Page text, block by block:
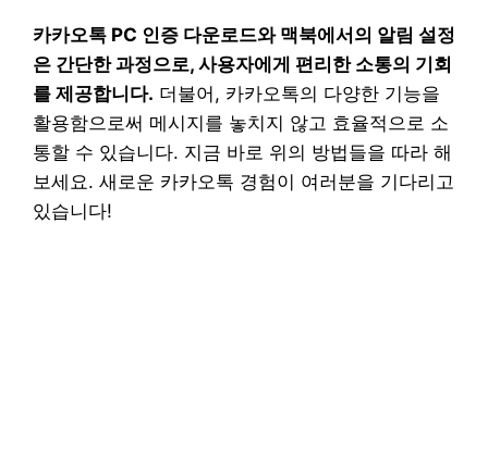
카카오톡 PC 인증 다운로드와 맥북에서의 알림 설정
은 간단한 과정으로, 사용자에게 편리한 소통의 기회
를 제공합니다. 더불어, 카카오톡의 다양한 기능을
활용함으로써 메시지를 놓치지 않고 효율적으로 소
통할 수 있습니다. 지금 바로 위의 방법들을 따라 해
보세요. 새로운 카카오톡 경험이 여러분을 기다리고
있습니다!